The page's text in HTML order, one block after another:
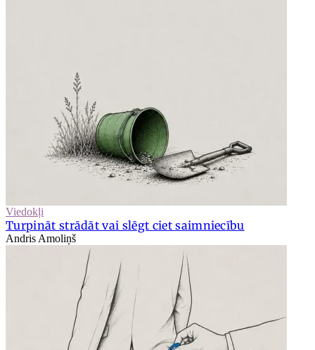
Viedokļi
Turpināt strādāt vai slēgt ciet saimniecību
Andris Amoliņš